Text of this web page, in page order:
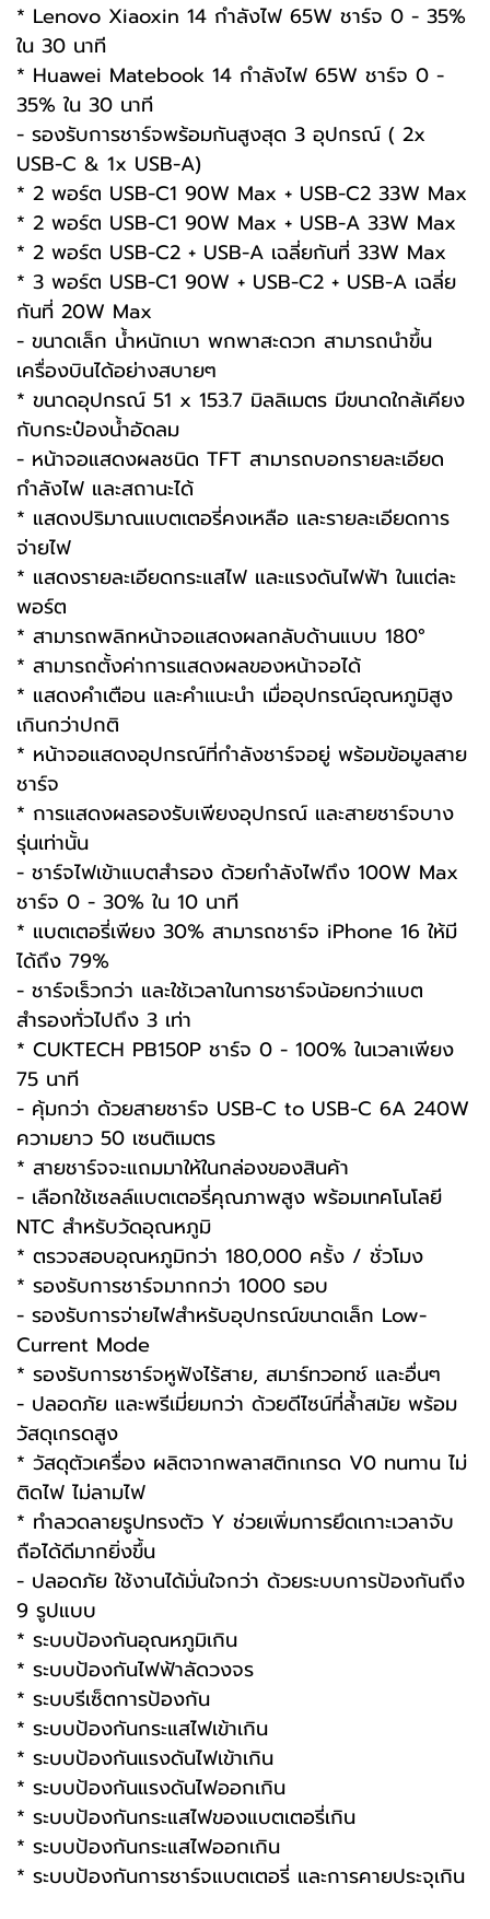
* Lenovo Xiaoxin 14 กำลังไฟ 65W ชาร์จ 0 - 35%
ใน 30 นาที
* Huawei Matebook 14 กำลังไฟ 65W ชาร์จ 0 -
35% ใน 30 นาที
- รองรับการชาร์จพร้อมกันสูงสุด 3 อุปกรณ์ ( 2x
USB-C & 1x USB-A)
* 2 พอร์ต USB-C1 90W Max + USB-C2 33W Max
* 2 พอร์ต USB-C1 90W Max + USB-A 33W Max
* 2 พอร์ต USB-C2 + USB-A เฉลี่ยกันที่ 33W Max
* 3 พอร์ต USB-C1 90W + USB-C2 + USB-A เฉลี่ย
กันที่ 20W Max
- ขนาดเล็ก น้ำหนักเบา พกพาสะดวก สามารถนำขึ้น
เครื่องบินได้อย่างสบายๆ
* ขนาดอุปกรณ์ 51 x 153.7 มิลลิเมตร มีขนาดใกล้เคียง
กับกระป๋องน้ำอัดลม
- หน้าจอแสดงผลชนิด TFT สามารถบอกรายละเอียด
กำลังไฟ และสถานะได้
* แสดงปริมาณแบตเตอรี่คงเหลือ และรายละเอียดการ
จ่ายไฟ
* แสดงรายละเอียดกระแสไฟ และแรงดันไฟฟ้า ในแต่ละ
พอร์ต
* สามารถพลิกหน้าจอแสดงผลกลับด้านแบบ 180°
* สามารถตั้งค่าการแสดงผลของหน้าจอได้
* แสดงคำเตือน และคำแนะนำ เมื่ออุปกรณ์อุณหภูมิสูง
เกินกว่าปกติ
* หน้าจอแสดงอุปกรณ์ที่กำลังชาร์จอยู่ พร้อมข้อมูลสาย
ชาร์จ
* การแสดงผลรองรับเพียงอุปกรณ์ และสายชาร์จบาง
รุ่นเท่านั้น
- ชาร์จไฟเข้าแบตสำรอง ด้วยกำลังไฟถึง 100W Max
ชาร์จ 0 - 30% ใน 10 นาที
* แบตเตอรี่เพียง 30% สามารถชาร์จ iPhone 16 ให้มี
ได้ถึง 79%
- ชาร์จเร็วกว่า และใช้เวลาในการชาร์จน้อยกว่าแบต
สำรองทั่วไปถึง 3 เท่า
* CUKTECH PB150P ชาร์จ 0 - 100% ในเวลาเพียง
75 นาที
- คุ้มกว่า ด้วยสายชาร์จ USB-C to USB-C 6A 240W
ความยาว 50 เซนติเมตร
* สายชาร์จจะแถมมาให้ในกล่องของสินค้า
- เลือกใช้เซลล์แบตเตอรี่คุณภาพสูง พร้อมเทคโนโลยี
NTC สำหรับวัดอุณหภูมิ
* ตรวจสอบอุณหภูมิกว่า 180,000 ครั้ง / ชั่วโมง
* รองรับการชาร์จมากกว่า 1000 รอบ
- รองรับการจ่ายไฟสำหรับอุปกรณ์ขนาดเล็ก Low-
Current Mode
* รองรับการชาร์จหูฟังไร้สาย, สมาร์ทวอทช์ และอื่นๆ
- ปลอดภัย และพรีเมี่ยมกว่า ด้วยดีไซน์ที่ล้ำสมัย พร้อม
วัสดุเกรดสูง
* วัสดุตัวเครื่อง ผลิตจากพลาสติกเกรด V0 ทนทาน ไม่
ติดไฟ ไม่ลามไฟ
* ทำลวดลายรูปทรงตัว Y ช่วยเพิ่มการยึดเกาะเวลาจับ
ถือได้ดีมากยิ่งขึ้น
- ปลอดภัย ใช้งานได้มั่นใจกว่า ด้วยระบบการป้องกันถึง
9 รูปแบบ
* ระบบป้องกันอุณหภูมิเกิน
* ระบบป้องกันไฟฟ้าลัดวงจร
* ระบบรีเซ็ตการป้องกัน
* ระบบป้องกันกระแสไฟเข้าเกิน
* ระบบป้องกันแรงดันไฟเข้าเกิน
* ระบบป้องกันแรงดันไฟออกเกิน
* ระบบป้องกันกระแสไฟของแบตเตอรี่เกิน
* ระบบป้องกันกระแสไฟออกเกิน
* ระบบป้องกันการชาร์จแบตเตอรี่ และการคายประจุเกิน